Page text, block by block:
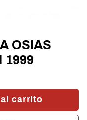
OSIAS
1999
carrito